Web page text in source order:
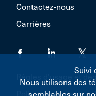
Contactez-nous
Carrières
Règles d'usage et
Suivi
Nous utilisons des